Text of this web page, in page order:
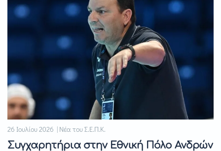
26 Ιουλίου 2026 | Νέα του Σ.Ε.Π.Κ.
Συγχαρητήρια στην Εθνική Πόλο Ανδρών